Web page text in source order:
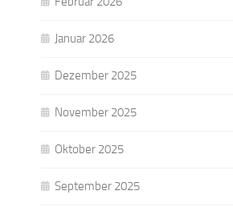
Januar 2026
Dezember 2025
November 2025
Oktober 2025
September 2025